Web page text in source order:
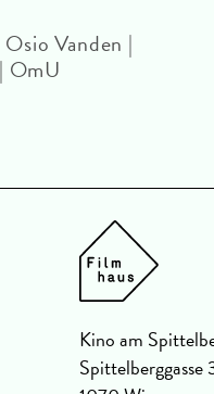
Vanden |
OmU
Kino am
Spittelberggasse